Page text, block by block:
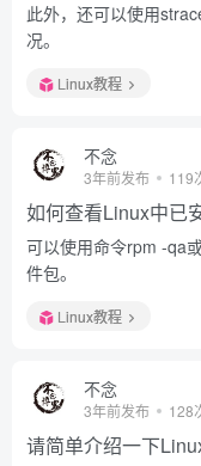
此外，还可以使用
况。
Linux教程
不念
3年前发布 119
如何查看Linux中已
可以使用命令rpm -qa
件包。
Linux教程
不念
3年前发布 128
请简单介绍一下